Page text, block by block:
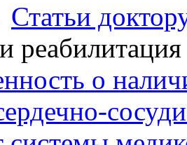
Статьи
реабилитация
о